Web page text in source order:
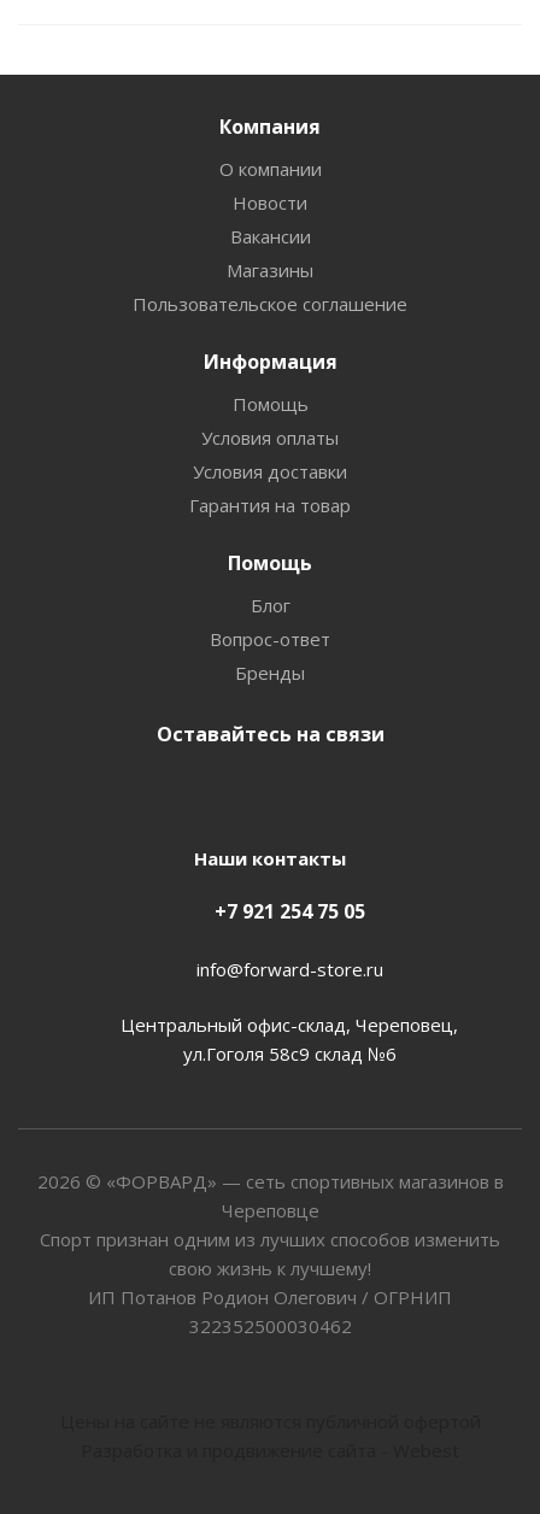
Компания
О компании
Новости
Вакансии
Магазины
Пользовательское соглашение
Информация
Помощь
Условия оплаты
Условия доставки
Гарантия на товар
Помощь
Блог
Вопрос-ответ
Бренды
Оставайтесь на связи
Наши контакты
+7 921 254 75 05
info@forward-store.ru
Центральный офис-склад, Череповец,
ул.Гоголя 58с9 склад №6
2026 © «ФОРВАРД» — сеть спортивных магазинов в
Череповце
Спорт признан одним из лучших способов изменить
свою жизнь к лучшему!
ИП Потанов Родион Олегович / ОГРНИП
322352500030462